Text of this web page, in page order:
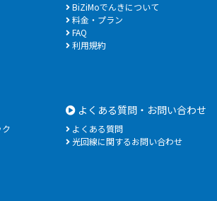
BiZiMoでんきについて
料金・プラン
FAQ
利用規約
よくある質問・お問い合わせ
よくある質問
光回線に関するお問い合わせ